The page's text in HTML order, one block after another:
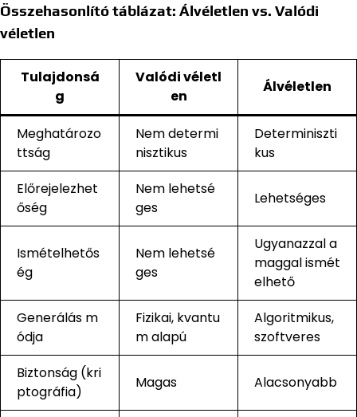
Összehasonlító táblázat: Álvéletlen vs. Valódi
véletlen
Tulajdonsá
g
Valódi véletl
en
Álvéletlen
Meghatározo
ttság
Nem determi
nisztikus
Determiniszti
kus
Előrejelezhet
őség
Nem lehetsé
ges
Lehetséges
Ismételhetős
ég
Nem lehetsé
ges
Ugyanazzal a
maggal ismét
elhető
Generálás m
ódja
Fizikai, kvantu
m alapú
Algoritmikus,
szoftveres
Biztonság (kri
ptográfia)
Magas Alacsonyabb